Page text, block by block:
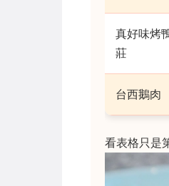
真好味烤
莊
台西鵝肉
看表格只是